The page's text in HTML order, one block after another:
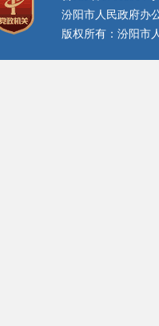
汾阳市人民政府办
版权所有：汾阳市